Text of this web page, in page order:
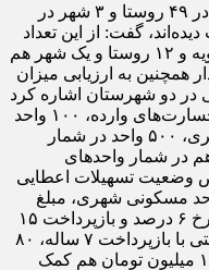
وی با بیان اینکه این واحد‌های مسکونی در ۴۹ روستا و ۳ شهر در
گفت: از این تعداد
۳۷ روستا و دو شهر در شهرستان بشرویه و ۱۲ روستا و یک شهر هم
همچنین به ارزیابی میزان
در دو شهرستان اشاره کرد
و افزود: در مجموع و به نسبت میزان خسارت‌های وارده، ۱۰۰ واحد
مسکونی در شمار واحد‌های احداثی شهری، ۵۰۰ واحد در شمار
روستایی و ۱۵۰ واحد هم در شمار واحد‌های
وضعیت تسهیلات اعطایی
مسکونی شهری، مبلغ
۳۵۰ میلیون تومان تسهیلات ساخت با نرخ ۶ درصد و بازپرداخت ۱۵
ساله، ۳۰ میلیون تومان تسهیلات معیشتی با بازپرداخت ۷ ساله، ۸۰
میلیون تومان کمک بلاعوض احداثی و ۱۵ میلیون تومان هم کمک